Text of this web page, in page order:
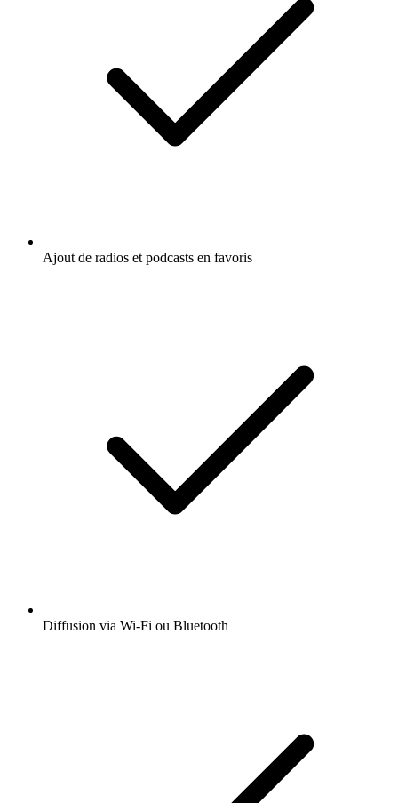
Ajout de radios et podcasts en favoris
Diffusion via Wi-Fi ou Bluetooth